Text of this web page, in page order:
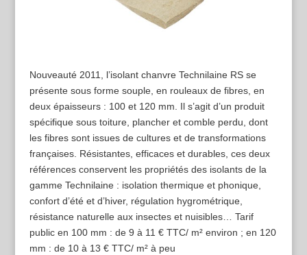
Nouveauté 2011, l’isolant chanvre Technilaine RS se
présente sous forme souple, en rouleaux de fibres, en
deux épaisseurs : 100 et 120 mm. Il s’agit d’un produit
spécifique sous toiture, plancher et comble perdu, dont
les fibres sont issues de cultures et de transformations
françaises. Résistantes, efficaces et durables, ces deux
références conservent les propriétés des isolants de la
gamme Technilaine : isolation thermique et phonique,
confort d’été et d’hiver, régulation hygrométrique,
résistance naturelle aux insectes et nuisibles… Tarif
public en 100 mm : de 9 à 11 € TTC/ m² environ ; en 120
mm : de 10 à 13 € TTC/ m² à peu